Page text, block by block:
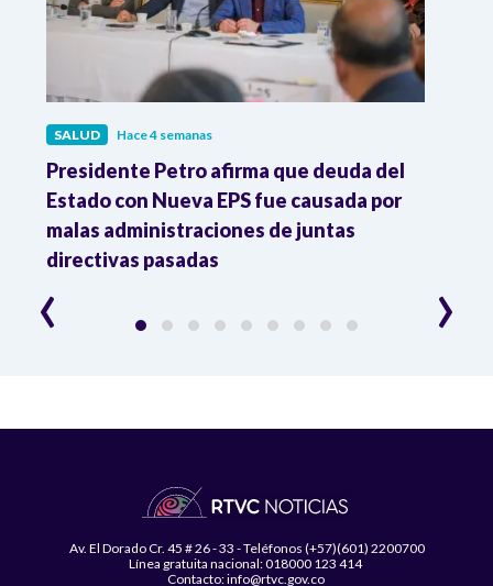
SALUD Hace 4 semanas
Presidente Petro afirma que deuda del
Estado con Nueva EPS fue causada por
malas administraciones de juntas
directivas pasadas
‹ ›
Av. El Dorado Cr. 45 # 26 - 33 - Teléfonos (+57)(601) 2200700
Línea gratuita nacional: 018000 123 414
Contacto: info@rtvc.gov.co